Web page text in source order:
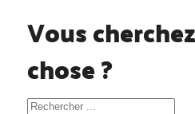
Vous
chose ?
Rechercher